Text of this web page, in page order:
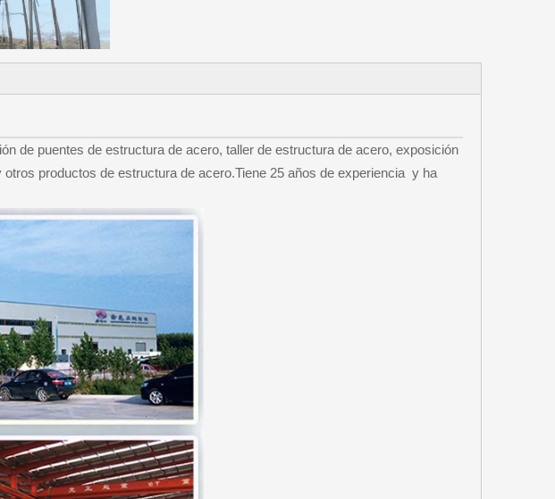
de puentes de estructura de acero, taller de estructura de acero, exposición
productos de estructura de acero.Tiene 25 años de experiencia y ha